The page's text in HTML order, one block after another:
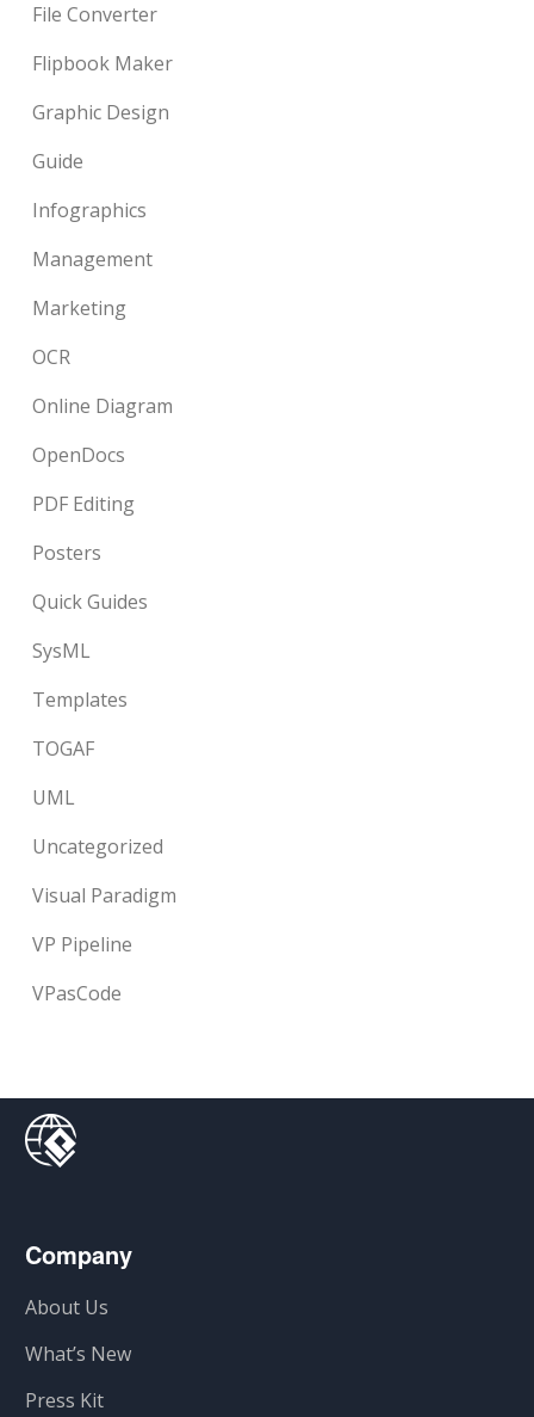
File Converter
Flipbook Maker
Graphic Design
Guide
Infographics
Management
Marketing
OCR
Online Diagram
OpenDocs
PDF Editing
Posters
Quick Guides
SysML
Templates
TOGAF
UML
Uncategorized
Visual Paradigm
VP Pipeline
VPasCode
Company
About Us
What’s New
Press Kit